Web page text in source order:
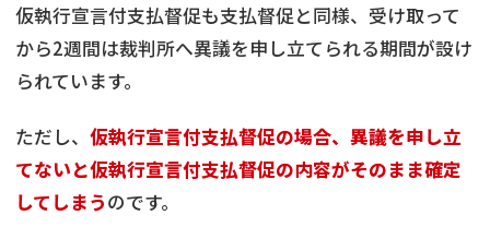
仮執行宣言付支払督促も支払督促と同様、受け取って
から2週間は裁判所へ異議を申し立てられる期間が設け
られています。
ただし、 仮執行宣言付支払督促の場合、異議を申し立
てないと仮執行宣言付支払督促の内容がそのまま確定
してしまうのです。